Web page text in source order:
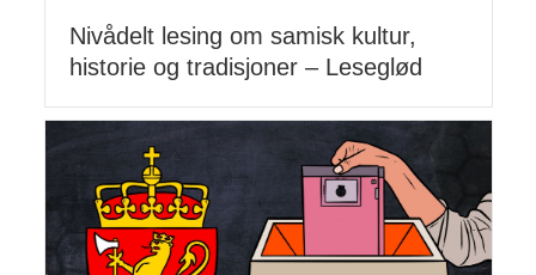
Nivådelt lesing om samisk kultur,
historie og tradisjoner – Leseglød